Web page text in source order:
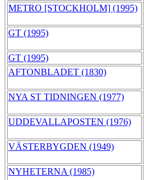
METRO [STOCKHOLM] (1995)
GT (1995)
GT (1995)
AFTONBLADET (1830)
NYA ST TIDNINGEN (1977)
UDDEVALLAPOSTEN (1976)
VÄSTERBYGDEN (1949)
NYHETERNA (1985)